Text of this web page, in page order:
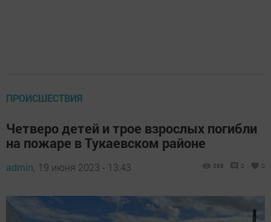
ПРОИСШЕСТВИЯ
Четверо детей и трое взрослых погибли
на пожаре в Тукаевском районе
admin, 19 июня 2023 - 13:43 568 0 0